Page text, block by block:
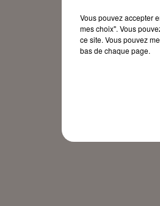
Vous pouvez accepter
mes choix". Vous
ce site. Vous pouvez
bas de chaque page.